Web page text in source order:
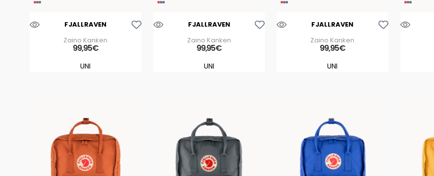
FJALLRAVEN
Zaino Kanken
99,95€
FJALLRAVEN
Zaino Kanken
99,95€
FJALLRAVEN
Zaino Kanken
99,95€